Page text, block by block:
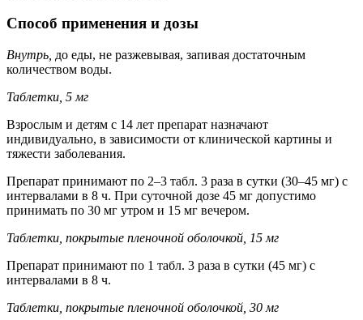
Способ применения и дозы
Внутрь, до еды, не разжевывая, запивая достаточным
количеством воды.
Таблетки, 5 мг
Взрослым и детям с 14 лет препарат назначают
индивидуально, в зависимости от клинической картины и
тяжести заболевания.
Препарат принимают по 2–3 табл. 3 раза в сутки (30–45 мг) с
интервалами в 8 ч. При суточной дозе 45 мг допустимо
принимать по 30 мг утром и 15 мг вечером.
Таблетки, покрытые пленочной оболочкой, 15 мг
Препарат принимают по 1 табл. 3 раза в сутки (45 мг) с
интервалами в 8 ч.
Таблетки, покрытые пленочной оболочкой, 30 мг